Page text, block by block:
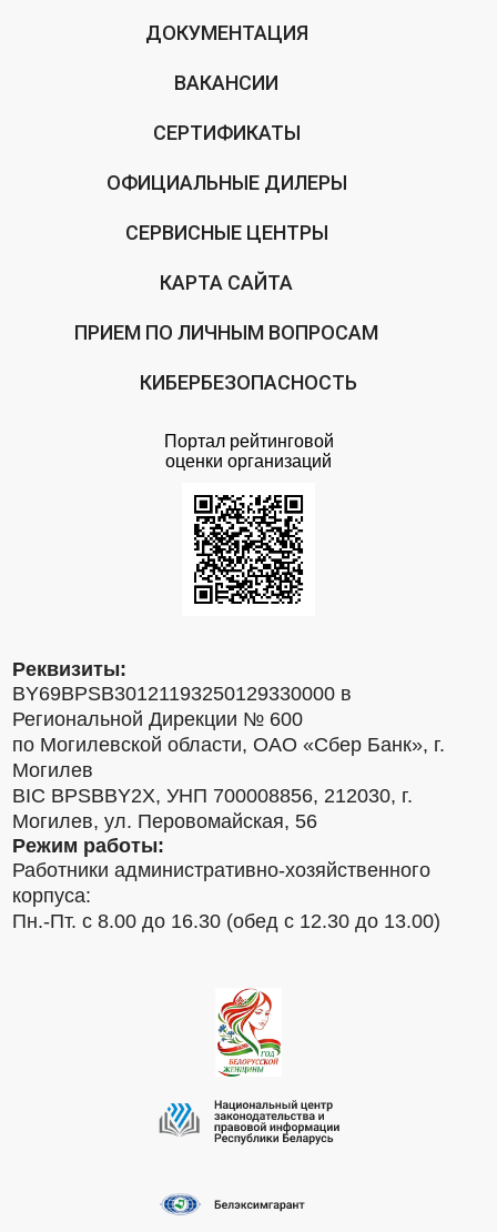
ДОКУМЕНТАЦИЯ
ВАКАНСИИ
СЕРТИФИКАТЫ
ОФИЦИАЛЬНЫЕ ДИЛЕРЫ
СЕРВИСНЫЕ ЦЕНТРЫ
КАРТА САЙТА
ПРИЕМ ПО ЛИЧНЫМ ВОПРОСАМ
КИБЕРБЕЗОПАСНОСТЬ
Портал рейтинговой
оценки организаций
Реквизиты:
BY69BPSB30121193250129330000 в
Региональной Дирекции № 600
по Могилевской области, ОАО «Сбер Банк», г.
Могилев
BIC BPSBBY2X, УНП 700008856, 212030, г.
Могилев, ул. Перовомайская, 56
Режим работы:
Работники административно-хозяйственного
корпуса:
Пн.-Пт. с 8.00 до 16.30 (обед с 12.30 до 13.00)